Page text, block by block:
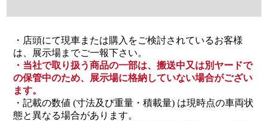
・店頭にて現車または購入をご検討されているお客様
は、展示場までご一報下さい。
・当社で取り扱う商品の一部は、搬送中又は別ヤードで
の保管中のため、展示場に格納していない場合がござい
ます。
・記載の数値 (寸法及び重量・積載量) は現時点の車両状
態と異なる場合があります。